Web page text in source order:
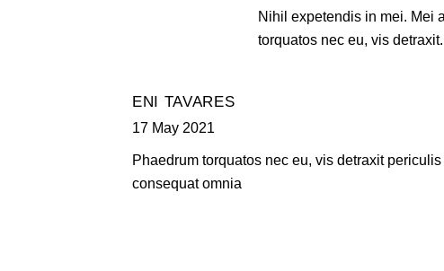
Nihil expetendis in mei. Mei
torquatos nec eu, vis detraxit.
ENI TAVARES
17 May 2021
Phaedrum torquatos nec eu, vis detraxit
consequat omnia